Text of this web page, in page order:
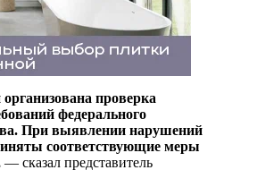
проверка
федерального
При выявлении нарушений
соответствующие меры
— сказал представитель